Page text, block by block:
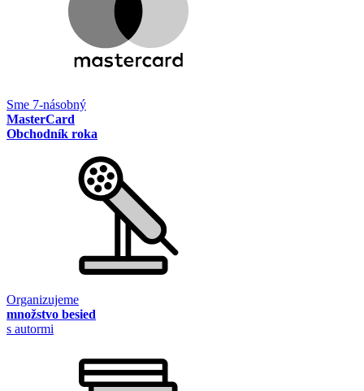
Sme 7-násobný
MasterCard
Obchodník roka
Organizujeme
množstvo besied
s autormi